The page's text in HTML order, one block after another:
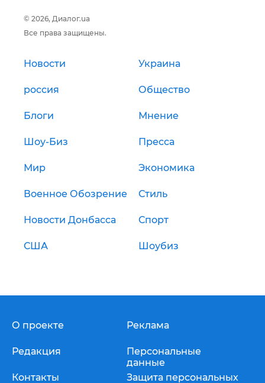
© 2026, Диалог.ua
Все права защищены.
Новости Украина
россия Общество
Блоги Мнение
Шоу-Биз Пресса
Мир Экономика
Военное Обозрение Стиль
Новости Донбасса Спорт
США Шоубиз
О проекте
Редакция
Контакты
Реклама
Персональные
данные
Защита персональных